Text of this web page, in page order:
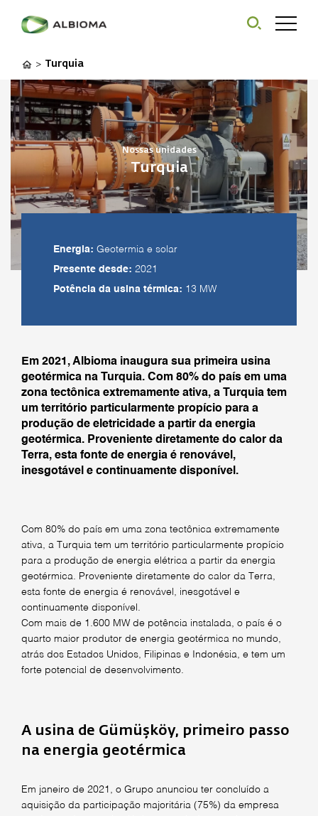
> Turquia
Nossas unidades
Turquia
Energia: Geotermia e solar
Presente desde: 2021
Potência da usina térmica: 13 MW
Em 2021, Albioma inaugura sua primeira usina
geotérmica na Turquia. Com 80% do país em uma
zona tectônica extremamente ativa, a Turquia tem
um território particularmente propício para a
produção de eletricidade a partir da energia
geotérmica. Proveniente diretamente do calor da
Terra, esta fonte de energia é renovável,
inesgotável e continuamente disponível.
Com 80% do país em uma zona tectônica extremamente
ativa, a Turquia tem um território particularmente propício
para a produção de energia elétrica a partir da energia
geotérmica. Proveniente diretamente do calor da Terra,
esta fonte de energia é renovável, inesgotável e
continuamente disponível.
Com mais de 1.600 MW de potência instalada, o país é o
quarto maior produtor de energia geotérmica no mundo,
atrás dos Estados Unidos, Filipinas e Indonésia, e tem um
forte potencial de desenvolvimento.
A usina de Gümüşköy, primeiro passo
na energia geotérmica
Em janeiro de 2021, o Grupo anunciou ter concluído a
aquisição da participação majoritária (75%) da empresa